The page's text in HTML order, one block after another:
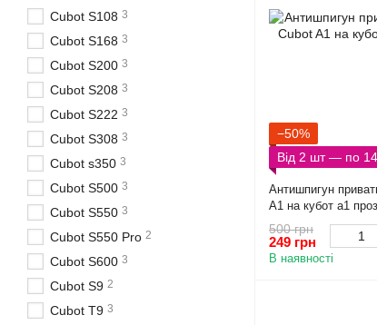
−50%
Від 2 шт — по
Антишпигун
A1 на кубот а1
500 грн
249 грн
В наявності
Cubot S108 3
Cubot S168 3
Cubot S200 3
Cubot S208 3
Cubot S222 3
Cubot S308 3
Cubot s350 3
Cubot S500 3
Cubot S550 3
Cubot S550 Pro 2
Cubot S600 3
Cubot S9 2
Cubot T9 3